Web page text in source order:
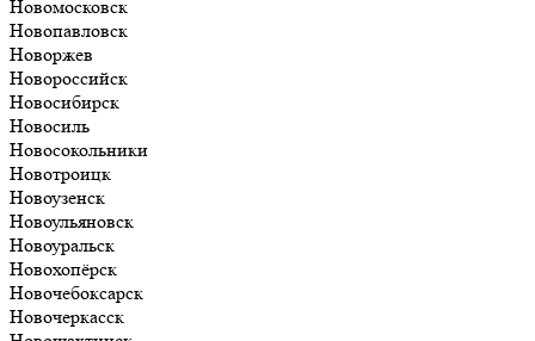
Новомосковск
Новопавловск
Новоржев
Новороссийск
Новосибирск
Новосиль
Новосокольники
Новотроицк
Новоузенск
Новоульяновск
Новоуральск
Новохопёрск
Новочебоксарск
Новочеркасск